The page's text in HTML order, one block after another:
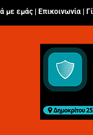
με εμάς | Επικοινωνία